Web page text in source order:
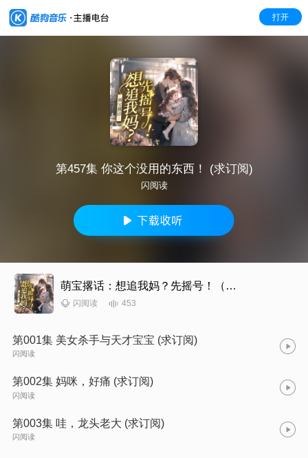
打开
第457集 你这个没用的东西！ (求订阅)
闪阅读
萌宝撂话：想追我妈？先摇号！（总裁豪门甜宠爽文）
闪阅读 453
第001集 美女杀手与天才宝宝 (求订阅)
闪阅读
第002集 妈咪，好痛 (求订阅)
闪阅读
第003集 哇，龙头老大 (求订阅)
闪阅读